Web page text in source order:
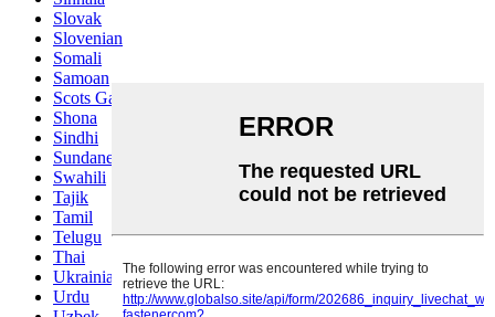
Slovak
Slovenian
Somali
Samoan
Scots Gaelic
Shona
Sindhi
Sundanese
Swahili
Tajik
Tamil
Telugu
Thai
Ukrainian
Urdu